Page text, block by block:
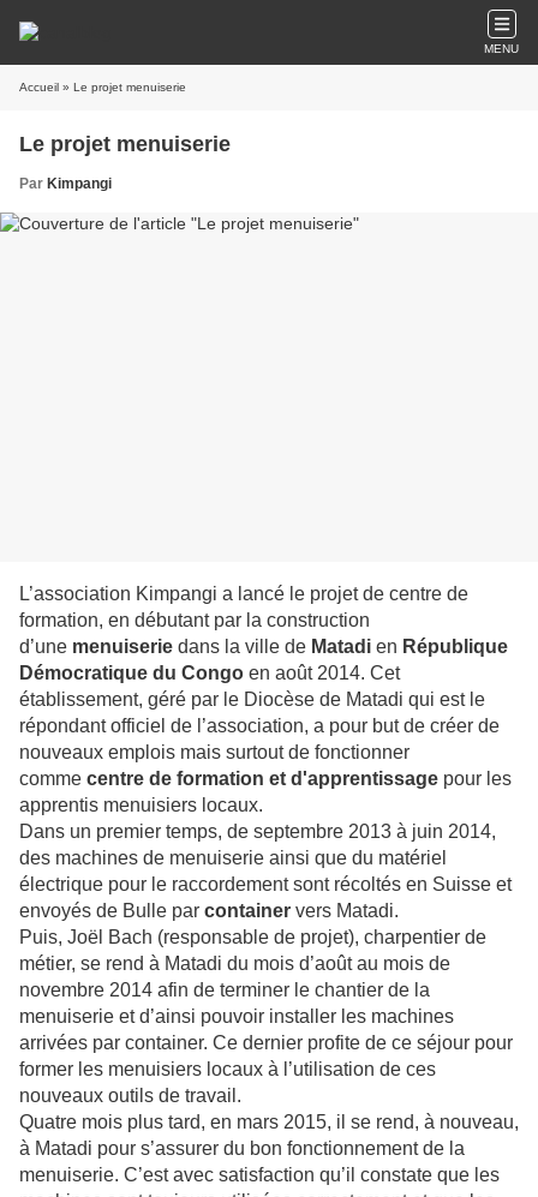
MENU
Accueil » Le projet menuiserie
Le projet menuiserie
Par Kimpangi
L’association Kimpangi a lancé le projet de centre de
formation, en débutant par la construction
d’une menuiserie dans la ville de Matadi en République
Démocratique du Congo en août 2014. Cet
établissement, géré par le Diocèse de Matadi qui est le
répondant officiel de l’association, a pour but de créer de
nouveaux emplois mais surtout de fonctionner
comme centre de formation et d'apprentissage pour les
apprentis menuisiers locaux.
Dans un premier temps, de septembre 2013 à juin 2014,
des machines de menuiserie ainsi que du matériel
électrique pour le raccordement sont récoltés en Suisse et
envoyés de Bulle par container vers Matadi.
Puis, Joël Bach (responsable de projet), charpentier de
métier, se rend à Matadi du mois d’août au mois de
novembre 2014 afin de terminer le chantier de la
menuiserie et d’ainsi pouvoir installer les machines
arrivées par container. Ce dernier profite de ce séjour pour
former les menuisiers locaux à l’utilisation de ces
nouveaux outils de travail.
Quatre mois plus tard, en mars 2015, il se rend, à nouveau,
à Matadi pour s’assurer du bon fonctionnement de la
menuiserie. C’est avec satisfaction qu’il constate que les